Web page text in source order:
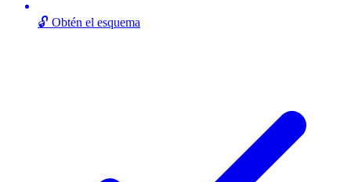
🔓 Obtén el esquema